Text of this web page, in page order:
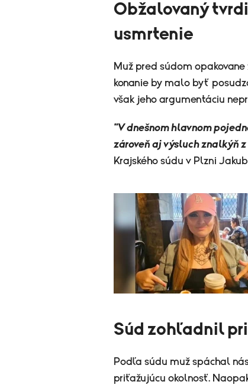
Obžalovaný
usmrtenie
Muž pred súdom
konanie by malo byť
však jeho argumentáciu
"V dnešnom hlavnom
zároveň aj výsluch znalkýň
Krajského súdu v Plzni
Súd zohľadnil
Podľa súdu muž spáchal
priťažujúcu okolnosť.